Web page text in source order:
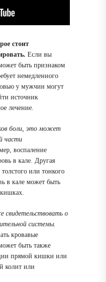
стоит
Если вы
быть признаком
немедленного
у мужчин могут
источник
лечение.
боли, это может
части
воспаление
в кале. Другая
или тонкого
в кале может быть
о
системы.
кровавые
быть также
прямой кишки или
колит или